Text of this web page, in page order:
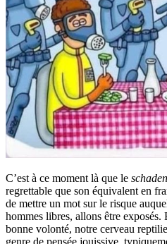
C’est à ce moment là que le
regrettable que son équivalent en
de mettre un mot sur le risque
hommes libres, allons être
bonne volonté, notre cerveau
genre de pensée jouissive,